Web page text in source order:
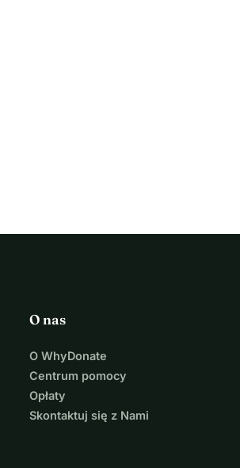
O nas
O WhyDonate
Centrum pomocy
Opłaty
Skontaktuj się z Nami